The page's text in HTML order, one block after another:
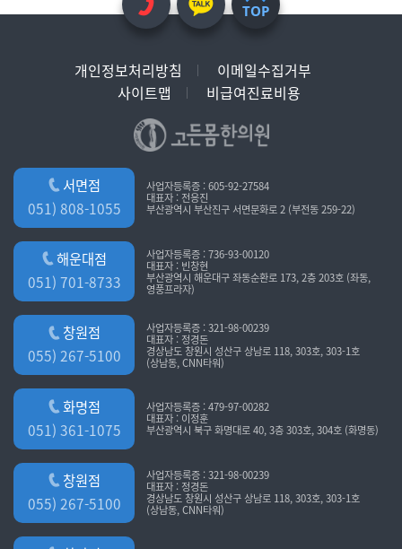
TOP
개인정보처리방침
이메일수집거부
사이트맵
비급여진료비용
서면점
051) 808-1055
사업자등록증 : 605-92-27584
대표자 : 전응진
부산광역시 부산진구 서면문화로 2 (부전동 259-22)
해운대점
051) 701-8733
사업자등록증 : 736-93-00120
대표자 : 빈창현
부산광역시 해운대구 좌동순환로 173, 2층 203호 (좌동,
영풍프라자)
창원점
055) 267-5100
사업자등록증 : 321-98-00239
대표자 : 정경돈
경상남도 창원시 성산구 상남로 118, 303호, 303-1호
(상남동, CNN타워)
화명점
051) 361-1075
사업자등록증 : 479-97-00282
대표자 : 이정훈
부산광역시 북구 화명대로 40, 3층 303호, 304호 (화명동)
창원점
055) 267-5100
사업자등록증 : 321-98-00239
대표자 : 정경돈
경상남도 창원시 성산구 상남로 118, 303호, 303-1호
(상남동, CNN타워)